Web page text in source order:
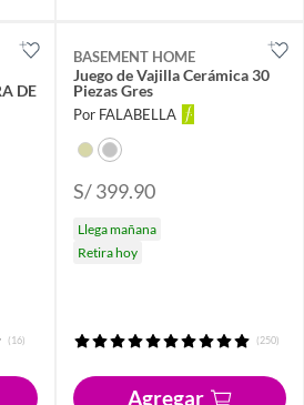
DE
(16)
BASEMENT HOME
Juego de Vajilla Cerámica 30
Piezas Gres
Por FALABELLA
S/ 399.90
Llega mañana
Retira hoy
(250)
Agregar